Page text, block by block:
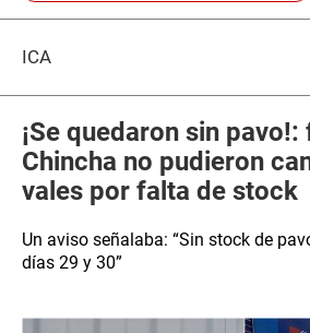
ICA
¡Se quedaron sin
Chincha no pudieron
vales por falta de stock
Un aviso señalaba: “Sin stock de
días 29 y 30”